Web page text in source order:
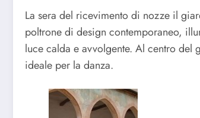
La sera del ricevimento di nozze il
poltrone di design contemporaneo,
luce calda e avvolgente. Al centro del
ideale per la danza.